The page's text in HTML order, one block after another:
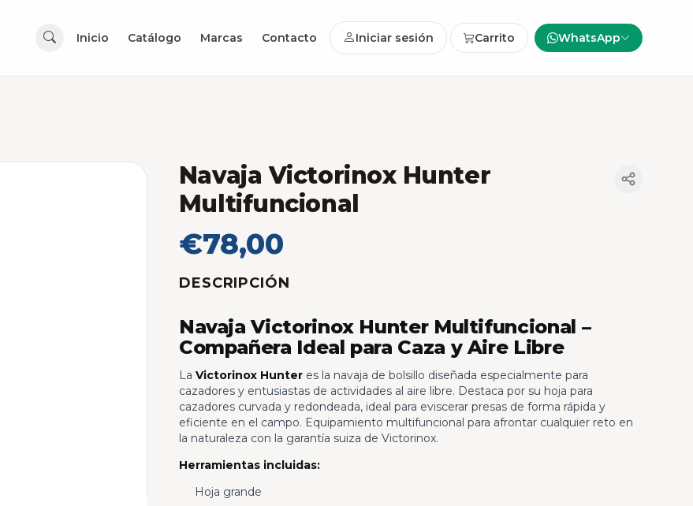
Inicio Catálogo Marcas Contacto Iniciar sesión Carrito WhatsApp
Navaja Victorinox Hunter
Multifuncional
€78,00
DESCRIPCIÓN
Navaja Victorinox Hunter Multifuncional –
Compañera Ideal para Caza y Aire Libre
La Victorinox Hunteres la navaja de bolsillo diseñada especialmente para
cazadores y entusiastas de actividades al aire libre. Destaca por su hoja para
cazadores curvada y redondeada, ideal para eviscerar presas de forma rápida y
eficiente en el campo. Equipamiento multifuncional para afrontar cualquier reto en
la naturaleza con la garantía suiza de Victorinox.
Herramientas incluidas:
Hoja grande